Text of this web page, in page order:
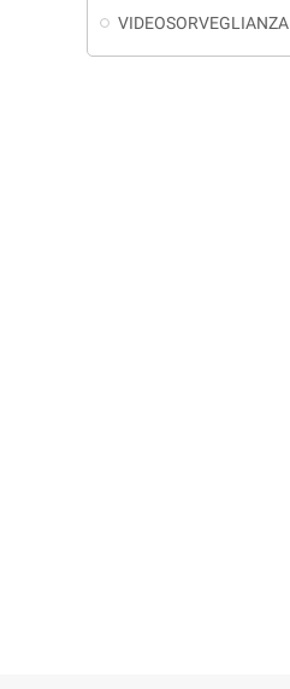
VIDEOSORVEGLIANZA